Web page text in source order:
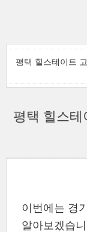
평택 힐스테이트
평택 힐스
이번에는 경
알아보겠습